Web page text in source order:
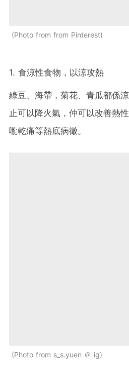
Photo from from Pinterest
1. 食涼性食物，以涼攻熱
綠豆、海帶，菊花、青瓜都係
止可以降火氣，仲可以改善熱
嚨乾痛等熱底病徵。
Photo from s_s.yuen ＠ ig